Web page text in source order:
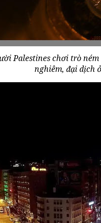
Palestines chơi trò
nghiêm, đại dịch